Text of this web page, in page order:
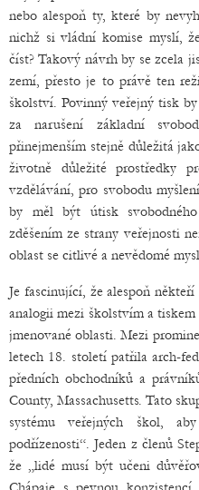
nebo alespoň ty, které by
nichž si vládní komise myslí,
číst? Takový návrh by se zcela
zemí, přesto je to právě ten
školství. Povinný veřejný tisk
za narušení základní
přinejmenším stejně důležitá
životně důležité prostředky
vzdělávání, pro svobodu
by měl být útisk
zděšením ze strany veřejnosti
oblast se citlivé a nevědomé
Je fascinující, že alespoň
analogii mezi školstvím a
jmenované oblasti. Mezi
letech 18. století patřila arch-
předních obchodníků a
County, Massachusetts. Tato
systému veřejných škol,
podřízenosti“. Jeden z členů
že „lidé musí být učeni